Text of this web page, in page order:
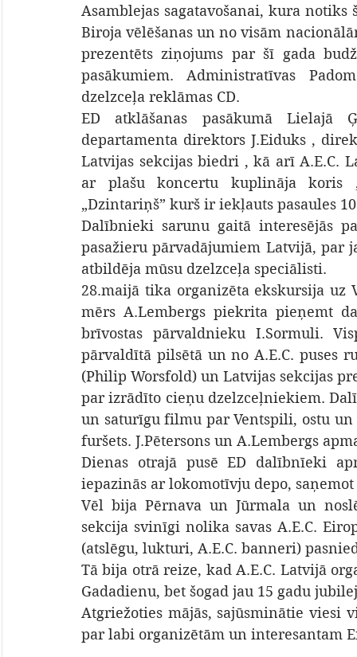
Asamblejas sagatavošanai, kura notiks
Biroja vēlēšanas un no visām
prezentēts ziņojums par šī gada
pasākumiem. Administratīvas
dzelzceļa reklāmas CD.
ED atklāšanas pasākumā Lielajā
departamenta direktors J.Eiduks ,
Latvijas sekcijas biedri , kā arī A.E.C.
ar plašu koncertu kuplināja koris
„Dzintariņš” kurš ir iekļauts pasaules
Dalībnieki sarunu gaitā interesējās
pasažieru pārvadājumiem Latvijā, par
atbildēja mūsu dzelzceļa speciālisti.
28.maijā tika organizēta ekskursija uz
mērs A.Lembergs piekrita pieņemt
brīvostas pārvaldnieku I.Sormuli.
pārvaldītā pilsētā un no A.E.C. puses
(Philip Worsfold) un Latvijas sekcijas
par izrādīto cieņu dzelzceļniekiem.
un saturīgu filmu par Ventspili, ostu
furšets. J.Pētersons un A.Lembergs
Dienas otrajā pusē ED dalībnīeki
iepazinās ar lokomotīvju depo,
Vēl bija Pērnava un Jūrmala un
sekcija svinīgi nolika savas A.E.C.
(atslēgu, lukturi, A.E.C. banneri)
Tā bija otrā reize, kad A.E.C. Latvijā
Gadadienu, bet šogad jau 15 gadu
Atgriežoties mājās, sajūsminātie viesi
par labi organizētām un interesantam